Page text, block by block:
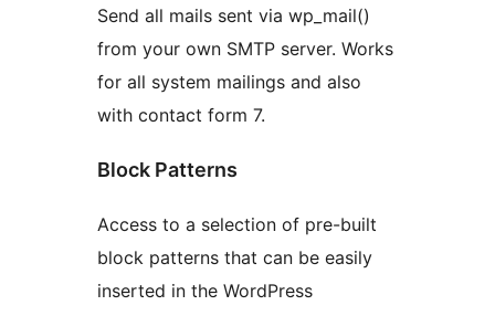
Send all mails sent via wp_mail()
from your own SMTP server. Works
for all system mailings and also
with contact form 7.
Block Patterns
Access to a selection of pre-built
block patterns that can be easily
inserted in the WordPress